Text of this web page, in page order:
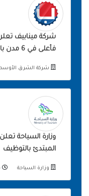
شركة مينابيف
فأعلى في 6 مدن بالمملكة
شركة الشرق الأوسط
وزارة السياحة
المبتدئ بالتوظيف
وزارة السياحة